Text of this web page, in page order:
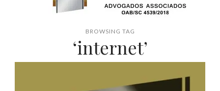
BROWSING TAG
‘internet’